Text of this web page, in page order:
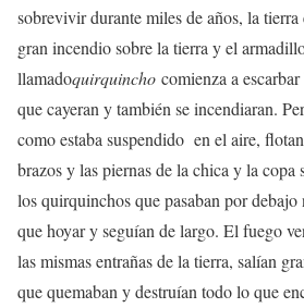
sobrevivir durante miles de años, la tierra
gran incendio sobre la tierra y el
llamadoquirquincho comienza a
que cayeran y también se incendiaran.
como estaba suspendido en el aire,
brazos y las piernas de la chica y la copa
los quirquinchos que pasaban por debajo
que hoyar y seguían de largo. El fuego
las mismas entrañas de la tierra, salían
que quemaban y destruían todo lo que